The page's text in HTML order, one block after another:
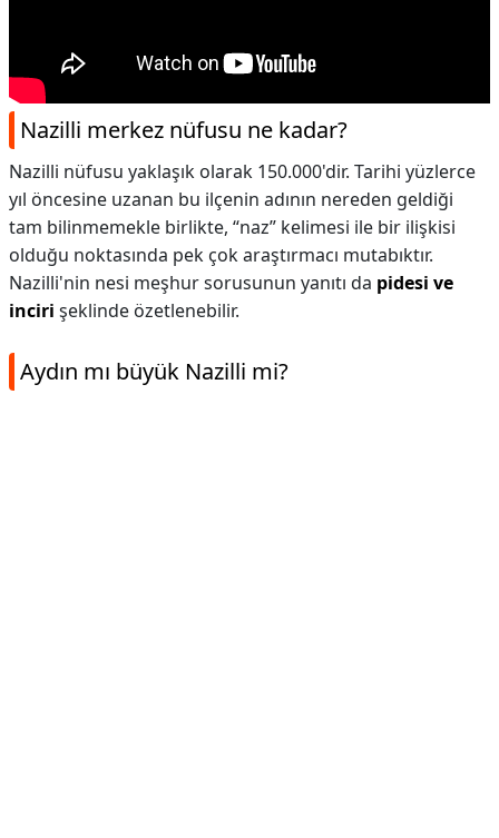
Nazilli merkez nüfusu ne kadar?
Nazilli nüfusu yaklaşık olarak 150.000'dir. Tarihi yüzlerce
yıl öncesine uzanan bu ilçenin adının nereden geldiği
tam bilinmemekle birlikte, “naz” kelimesi ile bir ilişkisi
olduğu noktasında pek çok araştırmacı mutabıktır.
Nazilli'nin nesi meşhur sorusunun yanıtı da pidesi ve
inciri şeklinde özetlenebilir.
Aydın mı büyük Nazilli mi?